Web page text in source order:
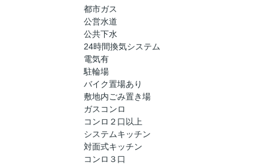
都市ガス
公営水道
公共下水
24時間換気システム
電気有
駐輪場
バイク置場あり
敷地内ごみ置き場
ガスコンロ
コンロ２口以上
システムキッチン
対面式キッチン
コンロ３口